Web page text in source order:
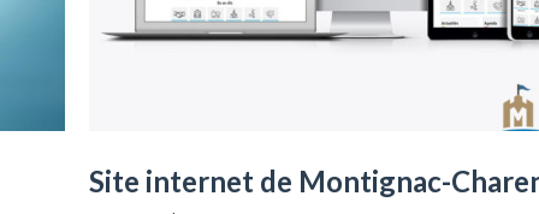
Site internet de Montignac-